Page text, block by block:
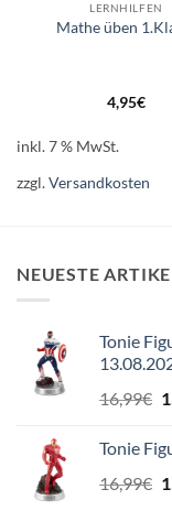
LERNHILFEN
Mathe üben
4,95€
inkl. 7 % MwSt.
zzgl.Versandkosten
NEUESTE
Tonie
16,99€
Tonie
16,99€